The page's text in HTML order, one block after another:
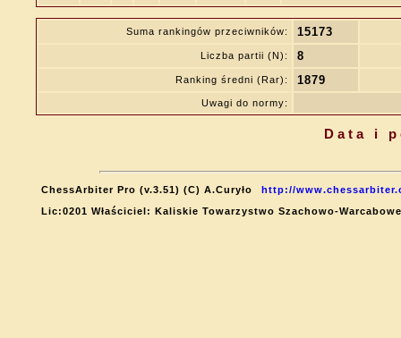
Suma rankingów przeciwników: 15173
Liczba partii (N): 8
Ranking średni (Rar): 1879
Uwagi do normy:
Data i
ChessArbiter Pro (v.3.51) (C) A.Curyło
http://
Lic:0201 Właściciel: Kaliskie Towarzystwo Szachowo-Warcabowe